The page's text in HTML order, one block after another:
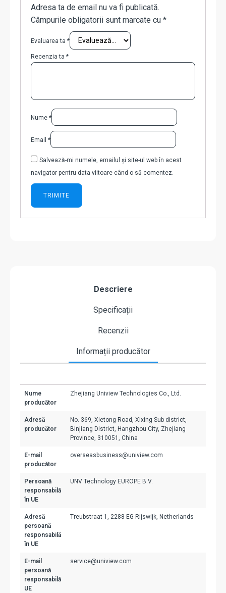
Adresa ta de email nu va fi publicată.
Câmpurile obligatorii sunt marcate cu *
Evaluarea ta *
Recenzia ta *
Nume *
Email *
Salvează-mi numele, emailul și site-ul web în acest
navigator pentru data viitoare când o să comentez.
Descriere
Specificații
Recenzii
Informații producător
Nume
producător
Zhejiang Uniview Technologies Co., Ltd.
Adresă
producător
No. 369, Xietong Road, Xixing Sub-district,
Binjiang District, Hangzhou City, Zhejiang
Province, 310051, China
E-mail
producător
overseasbusiness@uniview.com
Persoană
responsabilă
în UE
UNV Technology EUROPE B.V.
Adresă
persoană
responsabilă
în UE
Treubstraat 1, 2288 EG Rijswijk, Netherlands
E-mail
persoană
responsabilă
UE
service@uniview.com